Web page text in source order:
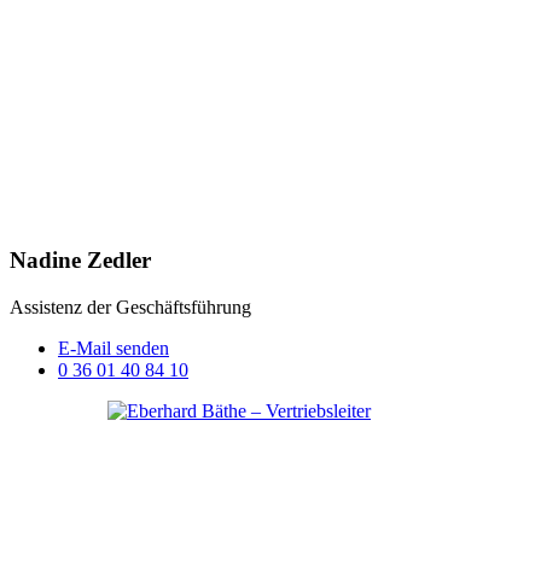
Nadine Zedler
Assistenz der Geschäftsführung
E-Mail senden
0 36 01 40 84 10